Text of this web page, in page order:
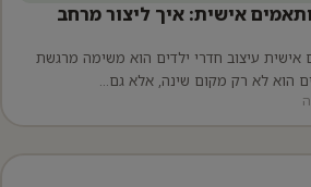
אישית: איך ליצור מרחב
אישית עיצוב חדרי ילדים הוא משימה מרגשת
הוא לא רק מקום שינה, אלא גם…